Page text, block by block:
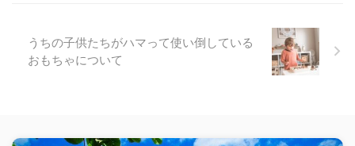
うちの子供たちがハマって使い倒している
おもちゃについて